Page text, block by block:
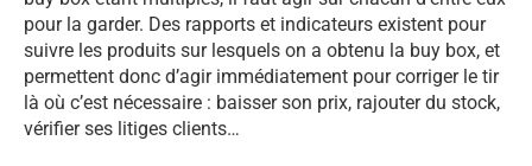
pour la garder. Des rapports et indicateurs existent pour
suivre les produits sur lesquels on a obtenu la buy box, et
permettent donc d’agir immédiatement pour corriger le tir
là où c’est nécessaire : baisser son prix, rajouter du stock,
vérifier ses litiges clients…